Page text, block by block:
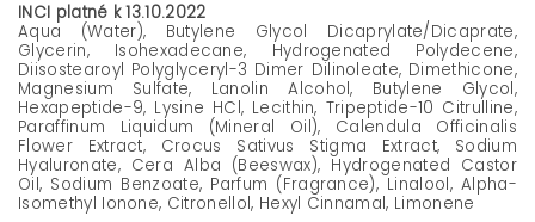
INCI platné k 13.10.2022
Aqua (Water), Butylene Glycol Dicaprylate/Dicaprate,
Glycerin, Isohexadecane, Hydrogenated Polydecene,
Diisostearoyl Polyglyceryl-3 Dimer Dilinoleate, Dimethicone,
Magnesium Sulfate, Lanolin Alcohol, Butylene Glycol,
Hexapeptide-9, Lysine HCl, Lecithin, Tripeptide-10 Citrulline,
Paraffinum Liquidum (Mineral Oil), Calendula Officinalis
Flower Extract, Crocus Sativus Stigma Extract, Sodium
Hyaluronate, Cera Alba (Beeswax), Hydrogenated Castor
Oil, Sodium Benzoate, Parfum (Fragrance), Linalool, Alpha-
Isomethyl Ionone, Citronellol, Hexyl Cinnamal, Limonene